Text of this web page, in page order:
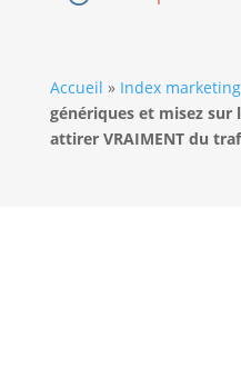
Accueil » Index marketing
génériques et misez
attirer VRAIMENT du